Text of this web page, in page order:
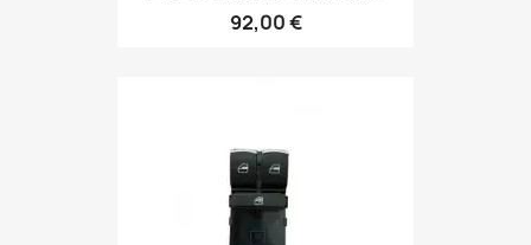
92,00 €